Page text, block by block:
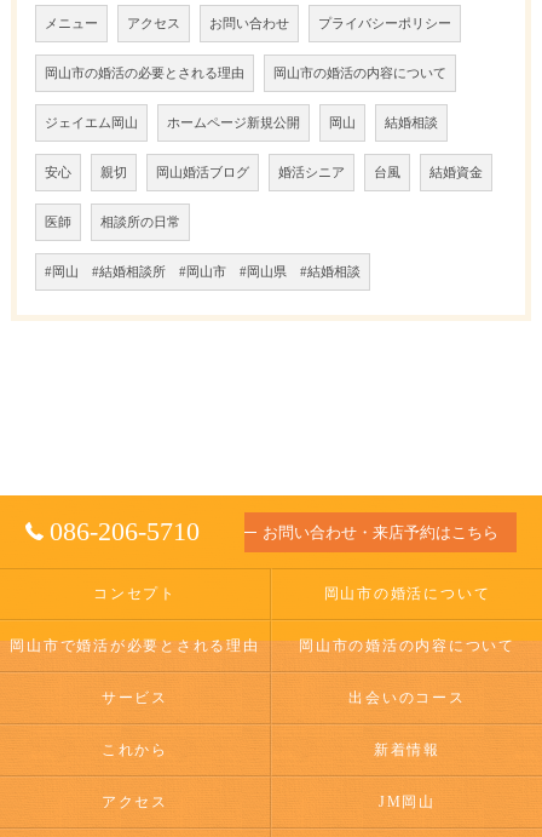
メニュー アクセス お問い合わせ プライバシーポリシー
岡山市の婚活の必要とされる理由 岡山市の婚活の内容について
ジェイエム岡山 ホームページ新規公開 岡山 結婚相談
安心 親切 岡山婚活ブログ 婚活シニア 台風 結婚資金
医師 相談所の日常
#岡山 #結婚相談所 #岡山市 #岡山県 #結婚相談
086-206-5710 お問い合わせ・来店予約はこちら
コンセプト 岡山市の婚活について
岡山市で婚活が必要とされる理由 岡山市の婚活の内容について
サービス 出会いのコース
これから 新着情報
アクセス JM岡山